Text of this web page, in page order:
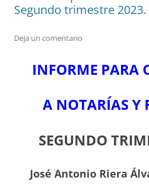
Segundo trimestre 2023.
Deja un comentario
INFORME PARA
A NOTARÍAS Y
SEGUNDO
José Antonio Riera